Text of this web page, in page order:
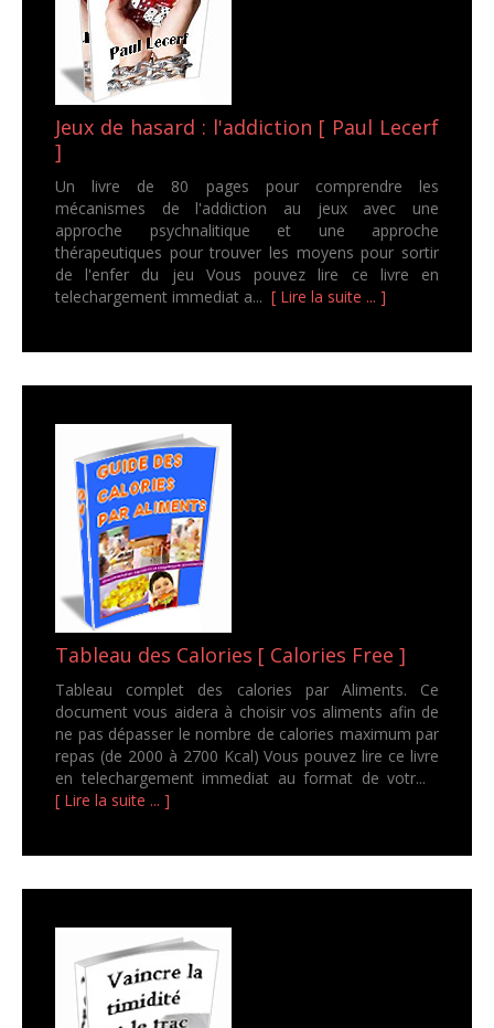
Jeux de hasard : l'addiction [ Paul Lecerf
]
Un livre de 80 pages pour comprendre les
mécanismes de l'addiction au jeux avec une
approche psychnalitique et une approche
thérapeutiques pour trouver les moyens pour sortir
de l'enfer du jeu Vous pouvez lire ce livre en
telechargement immediat a... [ Lire la suite ... ]
Tableau des Calories [ Calories Free ]
Tableau complet des calories par Aliments. Ce
document vous aidera à choisir vos aliments afin de
ne pas dépasser le nombre de calories maximum par
repas (de 2000 à 2700 Kcal) Vous pouvez lire ce livre
en telechargement immediat au format de votr...
[ Lire la suite ... ]